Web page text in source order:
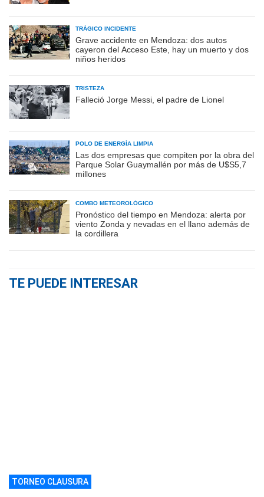
TRÁGICO INCIDENTE
Grave accidente en Mendoza: dos autos
cayeron del Acceso Este, hay un muerto y dos
niños heridos
TRISTEZA
Falleció Jorge Messi, el padre de Lionel
POLO DE ENERGÍA LIMPIA
Las dos empresas que compiten por la obra del
Parque Solar Guaymallén por más de U$S5,7
millones
COMBO METEOROLÓGICO
Pronóstico del tiempo en Mendoza: alerta por
viento Zonda y nevadas en el llano además de
la cordillera
TE PUEDE INTERESAR
TORNEO CLAUSURA